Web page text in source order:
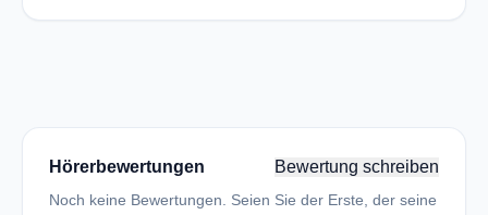
Hörerbewertungen Bewertung schreiben
Noch keine Bewertungen. Seien Sie der Erste, der seine